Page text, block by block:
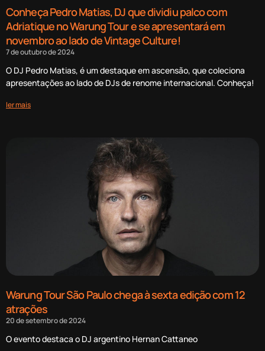
Conheça Pedro Matias, DJ que dividiu palco com
Adriatique no Warung Tour e se apresentará em
novembro ao lado de Vintage Culture!
7 de outubro de 2024
O DJ Pedro Matias, é um destaque em ascensão, que coleciona
apresentações ao lado de DJs de renome internacional. Conheça!
ler mais
Warung Tour São Paulo chega à sexta edição com 12
atrações
20 de setembro de 2024
O evento destaca o DJ argentino Hernan Cattaneo